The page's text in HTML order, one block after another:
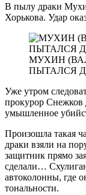
В пылу драки
Хорькова. Удар
МУХИН
ПЫТАЛСЯ
Уже утром
прокурор Снежков
умышленное
Произошла такая
драки взяли на
защитник прямо
сделали…
автоколонны, где
тональности.